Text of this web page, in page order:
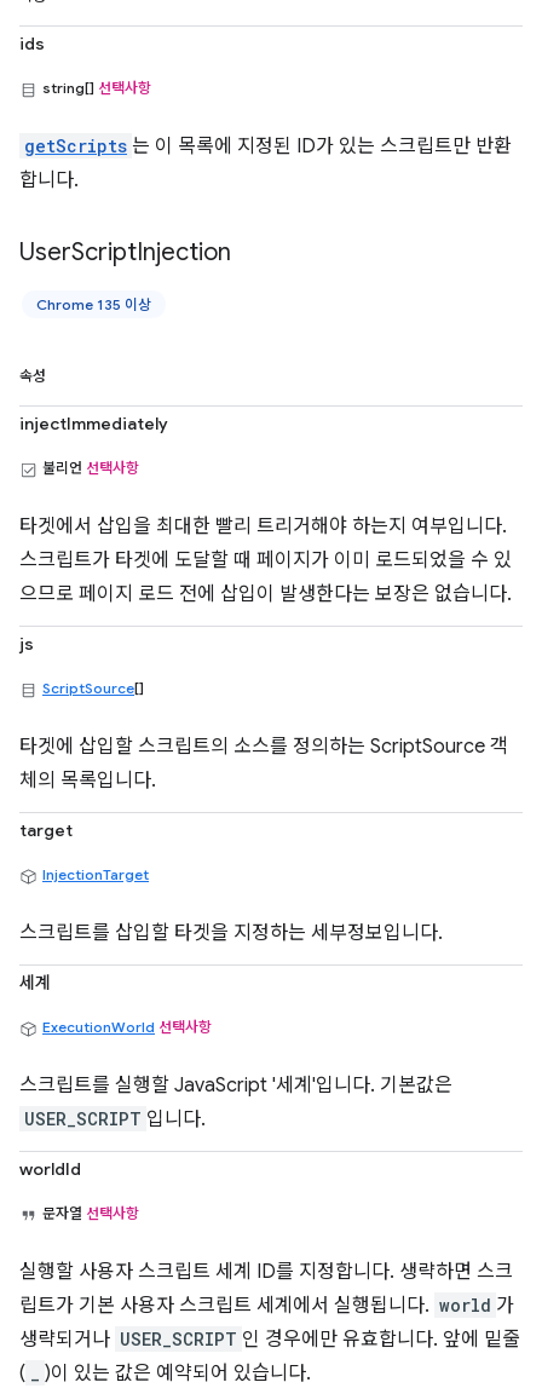
ids
string[] 선택사항
getScripts 는 이 목록에 지정된 ID가 있는 스크립트만 반환
합니다.
UserScriptInjection
Chrome 135 이상
속성
injectImmediately
불리언 선택사항
타겟에서 삽입을 최대한 빨리 트리거해야 하는지 여부입니다.
스크립트가 타겟에 도달할 때 페이지가 이미 로드되었을 수 있
으므로 페이지 로드 전에 삽입이 발생한다는 보장은 없습니다.
js
ScriptSource[]
타겟에 삽입할 스크립트의 소스를 정의하는 ScriptSource 객
체의 목록입니다.
target
InjectionTarget
스크립트를 삽입할 타겟을 지정하는 세부정보입니다.
세계
ExecutionWorld 선택사항
스크립트를 실행할 JavaScript '세계'입니다. 기본값은
USER_SCRIPT 입니다.
worldId
문자열 선택사항
실행할 사용자 스크립트 세계 ID를 지정합니다. 생략하면 스크
립트가 기본 사용자 스크립트 세계에서 실행됩니다. world 가
생략되거나 USER_SCRIPT 인 경우에만 유효합니다. 앞에 밑줄
(
)이 있는 값은 예약되어 있습니다.